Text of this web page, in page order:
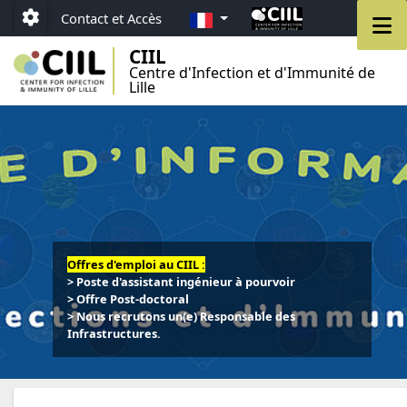
Aller au menu
Aller au contenu
Aller au pied de page
Paramétrage
Contact et Accès FR
CIIL
Centre d'Infection et d'Immunité de
Lille
Offres d'emploi au CIIL :
> Poste d'assistant ingénieur à pourvoir
> Offre Post-doctoral
> Nous recrutons un(e) Responsable des
Infrastructures.